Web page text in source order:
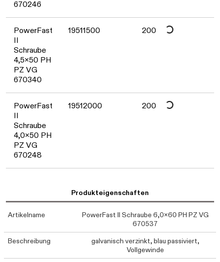
670246
PowerFast
II
Schraube
4,5x50 PH
PZ VG
670340
19511500 200Daten werden geladen. Bitte warten...
PowerFast
II
Schraube
4,0x50 PH
PZ VG
670248
19512000 200Daten werden geladen. Bitte warten...
Produkteigenschaften
Artikelname
PowerFast II Schraube 6,0x60 PH PZ VG
670537
Beschreibung
galvanisch verzinkt, blau passiviert,
Vollgewinde